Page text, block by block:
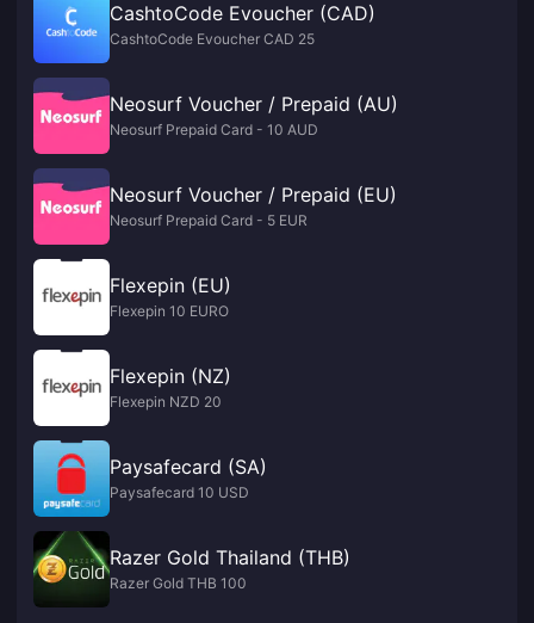
CashtoCode Evoucher (CAD)
CashtoCode Evoucher CAD 25
Neosurf Voucher / Prepaid (AU)
Neosurf Prepaid Card - 10 AUD
Neosurf Voucher / Prepaid (EU)
Neosurf Prepaid Card - 5 EUR
Flexepin (EU)
Flexepin 10 EURO
Flexepin (NZ)
Flexepin NZD 20
Paysafecard (SA)
Paysafecard 10 USD
Razer Gold Thailand (THB)
Razer Gold THB 100